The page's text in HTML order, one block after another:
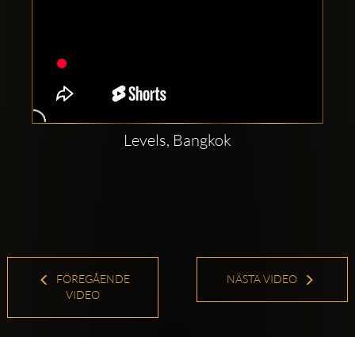
konton
Levels, Bangkok
FÖREGÅENDE
VIDEO
NÄSTA VIDEO